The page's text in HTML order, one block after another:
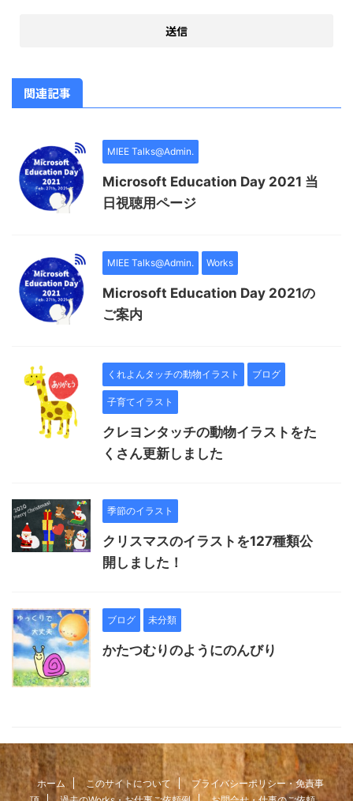
関連記事
MIEE Talks@Admin.
Microsoft Education Day 2021 当
日視聴用ページ
MIEE Talks@Admin. Works
Microsoft Education Day 2021の
ご案内
くれよんタッチの動物イラスト ブログ
子育てイラスト
クレヨンタッチの動物イラストをた
くさん更新しました
季節のイラスト
クリスマスのイラストを127種類公
開しました！
ブログ 未分類
かたつむりのようにのんびり
ホーム このサイトについて
プライバシーポリシー・免責事